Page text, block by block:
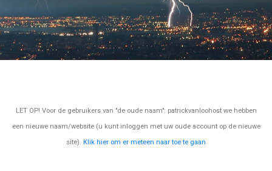
LET OP! Voor de gebruikers van "de oude naam": patrickvanloohost we hebben
een nieuwe naam/website (u kunt inloggen met uw oude account op de nieuwe
site). Klik hier om er meteen naar toe te gaan